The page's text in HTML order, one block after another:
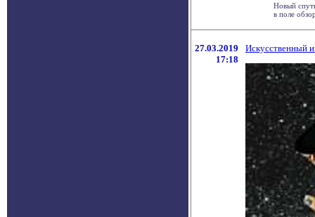
Новый
в поле
27.03.2019
17:18
Искусственный